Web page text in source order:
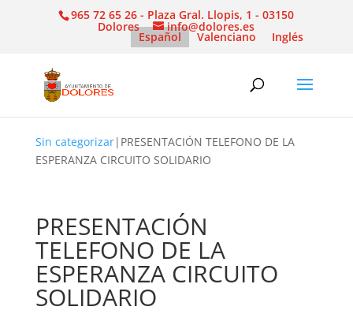
965 72 65 26 - Plaza Gral. Llopis, 1 - 03150
Dolores info@dolores.es
Español Valenciano Inglés
Sin categorizar| PRESENTACIÓN TELEFONO DE LA
ESPERANZA CIRCUITO SOLIDARIO
PRESENTACIÓN
TELEFONO DE LA
ESPERANZA CIRCUITO
SOLIDARIO